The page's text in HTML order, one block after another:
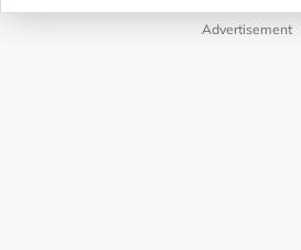
Advertisement